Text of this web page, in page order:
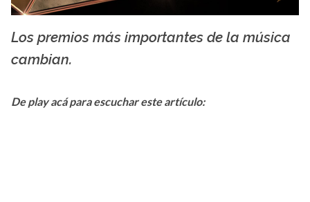
Los premios más importantes de la música
cambian.
De play acá para escuchar este artículo: